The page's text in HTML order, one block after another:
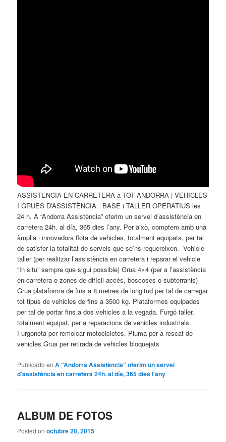
ASSISTÈNCIA EN CARRETERA a TOT ANDORRA | VEHICLES
I GRUES D’ASSISTÈNCIA . BASE i TALLER OPERATIUS les
24 h. A “Andorra Assistència” oferim un servei d’assistència en
carretera 24h. al día, 365 dies l’any. Per això, comptem amb una
àmplia i innovadora flota de vehicles, totalment equipats, per tal
de satisfer la totalitat de serveis que se’ns requereixen. Vehicle
taller (per realitzar l’assistència en carretera i reparar el vehicle
“In situ” sempre que sigui possible) Grua 4×4 (per a l’assistència
en carretera o zones de difícil accés, boscoses o subterranis)
Grua plataforma de fins a 8 metres de longitud per tal de carregar
tot tipus de vehicles de fins a 3500 kg. Plataformes equipades
per tal de portar fins a dos vehicles a la vegada. Furgó taller,
totalment equipat, per a reparacions de vehicles industrials.
Furgoneta per remolcar motocicletes. Pluma per a rescat de
vehicles Grua per retirada de vehicles bloquejats
Publicado en A “Andorra Assistència” oferim un servei
d'assistència en carretera 24h. al día, 365 dies l'any
ALBUM DE FOTOS
Posted onoctubre 20, 2015